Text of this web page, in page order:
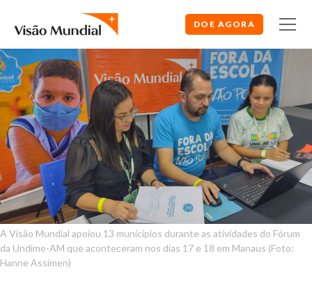
DOE AGORA
A Visão Mundial apoiou 13 municípios durante as atividades do Fórum
da Undime-AM que aconteceram nos dias 17 e 18 em Manaus (Foto:
Hanne Assimen)